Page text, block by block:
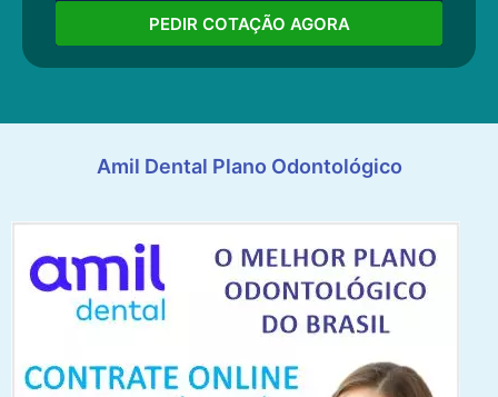
PEDIR COTAÇÃO AGORA
Amil Dental Plano Odontológico